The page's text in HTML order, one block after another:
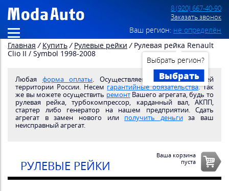
8 (920) 667-40-90
Заказать звонок
Ваш регион: не определён
Выбрать регион?
Выбрать
Главная / Купить / Рулевые рейки / Рулевая рейка Renault
Clio II / Symbol 1998-2008
Любая форма оплаты. Осуществляем доставкупо всей
территории России. Несем гарантийные обязательства. Так
же вы можете осуществить ремонтВашего агрегата, будь то
рулевая рейка, турбокомпрессор, карданный вал, АКПП,
стартер либо генератор на нашем предприятии. Сдать
агрегат в замен нового или получить деньгиза ваш
неисправный агрегат.
РУЛЕВЫЕ РЕЙКИ
Ваша корзина
пуста